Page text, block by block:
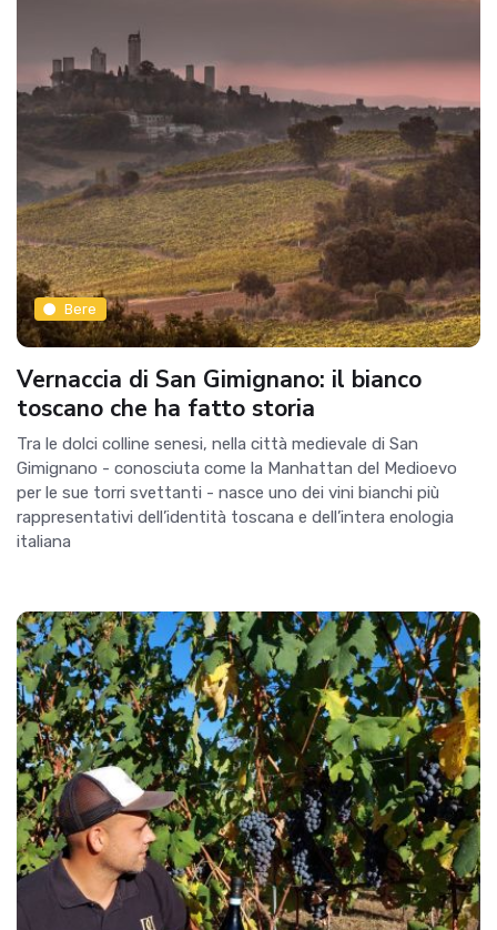
Bere
Vernaccia di San Gimignano: il bianco
toscano che ha fatto storia
Tra le dolci colline senesi, nella città medievale di San
Gimignano - conosciuta come la Manhattan del Medioevo
per le sue torri svettanti - nasce uno dei vini bianchi più
rappresentativi dell’identità toscana e dell’intera enologia
italiana